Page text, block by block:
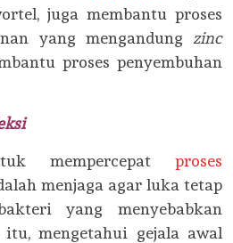
juga membantu proses
yang mengandung zinc
proses penyembuhan
mempercepat proses
menjaga agar luka tetap
yang menyebabkan
mengetahui gejala awal